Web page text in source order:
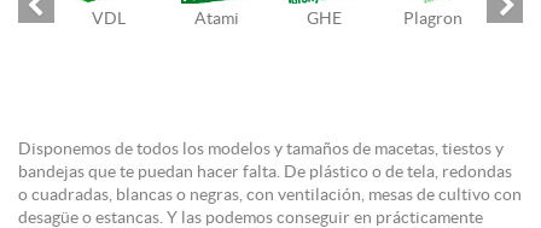
VDL Atami GHE Plagron
Disponemos de todos los modelos y tamaños de macetas, tiestos y
bandejas que te puedan hacer falta. De plástico o de tela, redondas
o cuadradas, blancas o negras, con ventilación, mesas de cultivo con
desagüe o estancas. Y las podemos conseguir en prácticamente